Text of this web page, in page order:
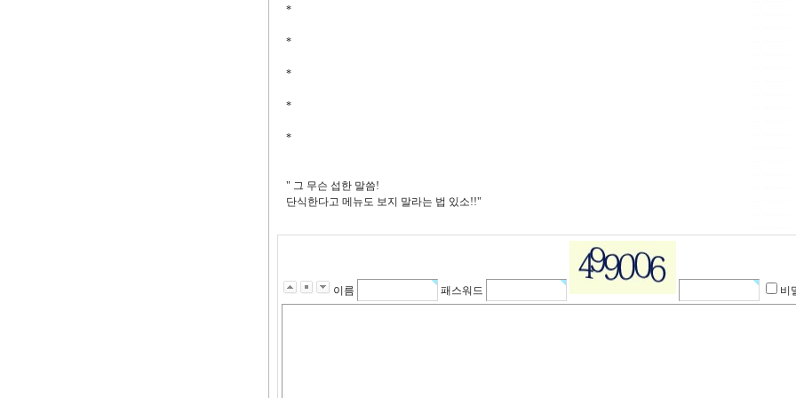
*
*
*
*
*
" 그 무슨 섭한 말씀!
단식한다고 메뉴도 보지 말라는 법 있소!!"
이름 패스워드 비